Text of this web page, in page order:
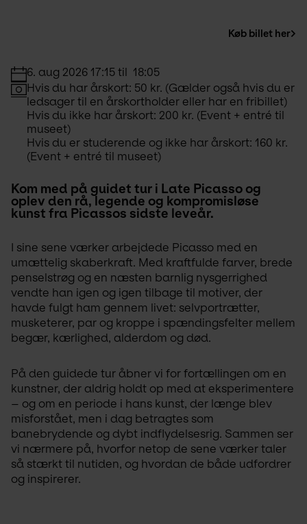
Køb billet her
6. aug 2026 17:15 til  18:05
Hvis du har årskort: 50 kr. (Gælder også hvis du er
ledsager til en årskortholder eller har en fribillet)
Hvis du ikke har årskort: 200 kr. (Event + entré til
museet)
Hvis du er studerende og ikke har årskort: 160 kr.
(Event + entré til museet)
Kom med på guidet tur i Late Picasso og
oplev den rå, legende og kompromisløse
kunst fra Picassos sidste leveår.
I sine sene værker arbejdede Picasso med en
umættelig skaberkraft. Med kraftfulde farver, brede
penselstrøg og en næsten barnlig nysgerrighed
vendte han igen og igen tilbage til motiver, der
havde fulgt ham gennem livet: selvportrætter,
musketerer, par og kroppe i spændingsfelter mellem
begær, kærlighed, alderdom og død.
På den guidede tur åbner vi for fortællingen om en
kunstner, der aldrig holdt op med at eksperimentere
– og om en periode i hans kunst, der længe blev
misforstået, men i dag betragtes som
banebrydende og dybt indflydelsesrig. Sammen ser
vi nærmere på, hvorfor netop de sene værker taler
så stærkt til nutiden, og hvordan de både udfordrer
og inspirerer.